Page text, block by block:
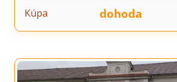
Kúpa dohoda